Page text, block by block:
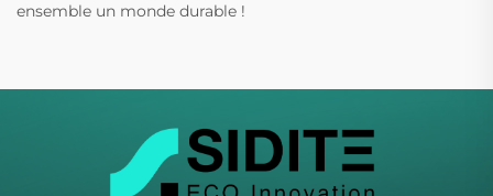
ensemble un monde durable !